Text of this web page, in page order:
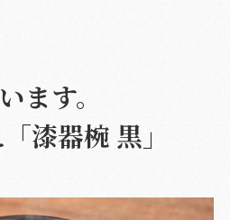
ます。
漆器椀 黒」